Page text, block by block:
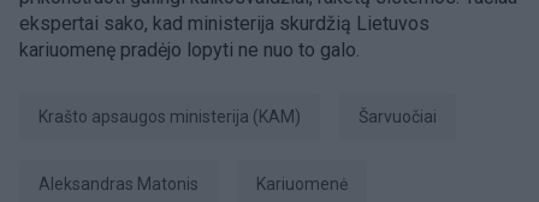
ekspertai sako, kad ministerija skurdžią Lietuvos
kariuomenę pradėjo lopyti ne nuo to galo.
Krašto apsaugos ministerija (KAM) šarvuočiai
Aleksandras Matonis Kariuomenė